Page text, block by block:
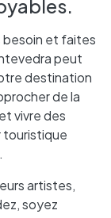
besoin et faites
peut
destination
de la
vivre des
touristique
artistes,
soyez